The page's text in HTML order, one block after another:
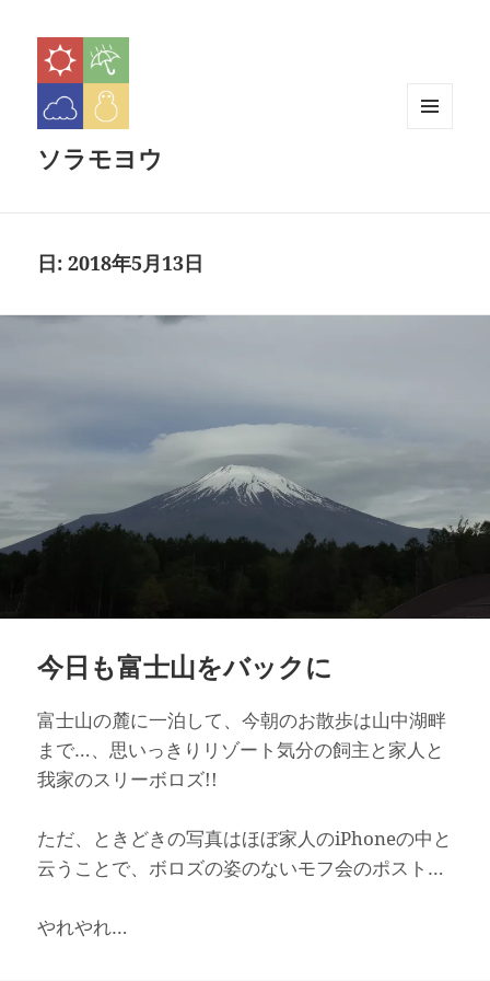
ソラモヨウ
日:2018年5月13日
今日も富士山をバックに
富士山の麓に一泊して、今朝のお散歩は山中湖畔
まで…、思いっきりリゾート気分の飼主と家人と
我家のスリーボロズ!!
ただ、ときどきの写真はほぼ家人のiPhoneの中と
云うことで、ボロズの姿のないモフ会のポスト…
やれやれ…